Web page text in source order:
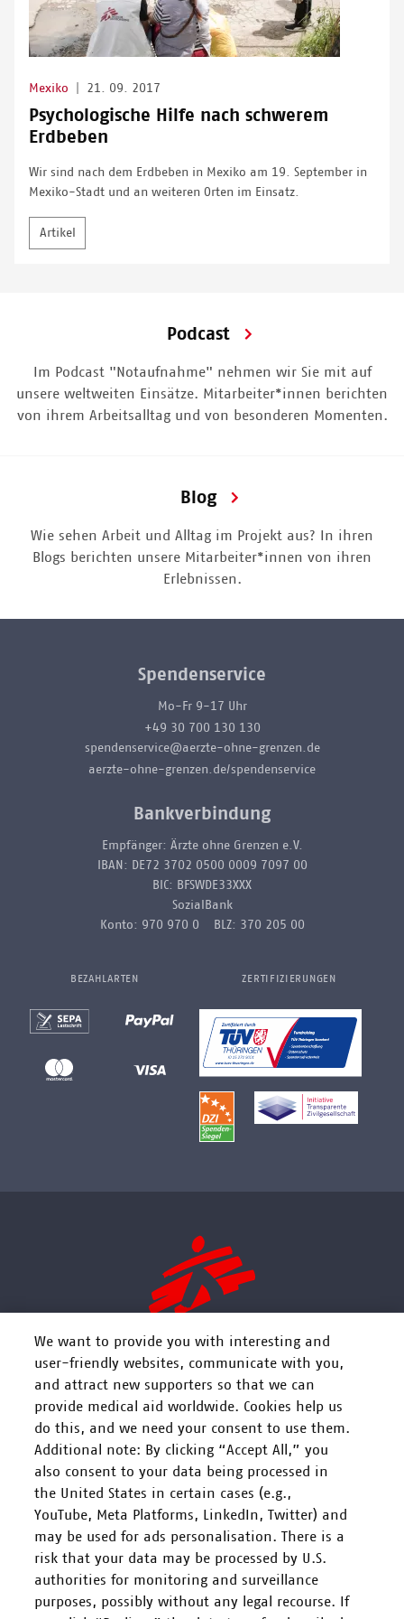
Mexiko 21. 09. 2017
Psychologische Hilfe nach schwerem
Erdbeben
Wir sind nach dem Erdbeben in Mexiko am 19. September in
Mexiko-Stadt und an weiteren Orten im Einsatz.
Artikel
Podcast
Im Podcast "Notaufnahme" nehmen wir Sie mit auf
unsere weltweiten Einsätze. Mitarbeiter*innen berichten
von ihrem Arbeitsalltag und von besonderen Momenten.
Blog
Wie sehen Arbeit und Alltag im Projekt aus? In ihren
Blogs berichten unsere Mitarbeiter*innen von ihren
Erlebnissen.
Spendenservice
Mo-Fr 9-17 Uhr
+49 30 700 130 130
spendenservice@aerzte-ohne-grenzen.de
aerzte-ohne-grenzen.de/spendenservice
Bankverbindung
Empfänger: Ärzte ohne Grenzen e.V.
IBAN: DE72 3702 0500 0009 7097 00
BIC: BFSWDE33XXX
SozialBank
Konto: 970 970 0 BLZ: 370 205 00
BEZAHLARTEN ZERTIFIZIERUNGEN
FOLGEN SIE UNS
Mitarbeiten
Spenden
We want to provide you with interesting and
user-friendly websites, communicate with you,
and attract new supporters so that we can
provide medical aid worldwide. Cookies help us
do this, and we need your consent to use them.
Additional note: By clicking “Accept All,” you
also consent to your data being processed in
the United States in certain cases (e.g.,
YouTube, Meta Platforms, LinkedIn, Twitter) and
may be used for ads personalisation. There is a
risk that your data may be processed by U.S.
authorities for monitoring and surveillance
purposes, possibly without any legal recourse. If